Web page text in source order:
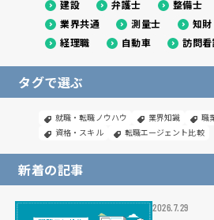
建設
弁護士 整備士
業界共通
測量士
知
経理職
自動車 訪問
タグで選ぶ
就職・転職ノウハウ 業界知識
職
資格・スキル
転職エージェント比較
新着の記事
2026.7.29